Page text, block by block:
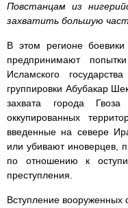
Повстанцам из
захватить большую
В этом регионе
предпринимают
Исламского
группировки Абубакар
захвата города
оккупированных
введенные на севере
или убивают иноверцев,
по отношению к
преступления.
Вступление вооруженных